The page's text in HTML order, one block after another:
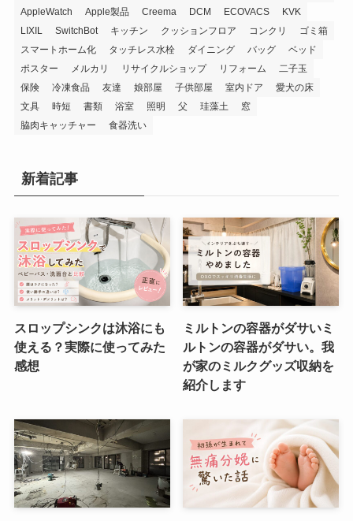
AppleWatch
Apple製品 Creema DCM ECOVACS
KVK
LIXIL
SwitchBot キッチン クッションフロア コンクリ
ゴミ箱
スマートホーム化
タッチレス水栓 ダイニング バッグ
ベッド
ポスター
メルカリ リサイクルショップ リフォーム
二子玉
保険
冷凍食品 友達 娘部屋 子供部屋 室内ドア
愛犬の床
文具
時短 書類 浴室 照明 父 珪藻土
窓
脇肉キャッチャー
食器洗い
新着記事
スロップシンクは沐浴にも
使える？実際に使ってみた
感想
ミルトンの容器がダサいミ
ルトンの容器がダサい。我
が家のミルクグッズ収納を
紹介します